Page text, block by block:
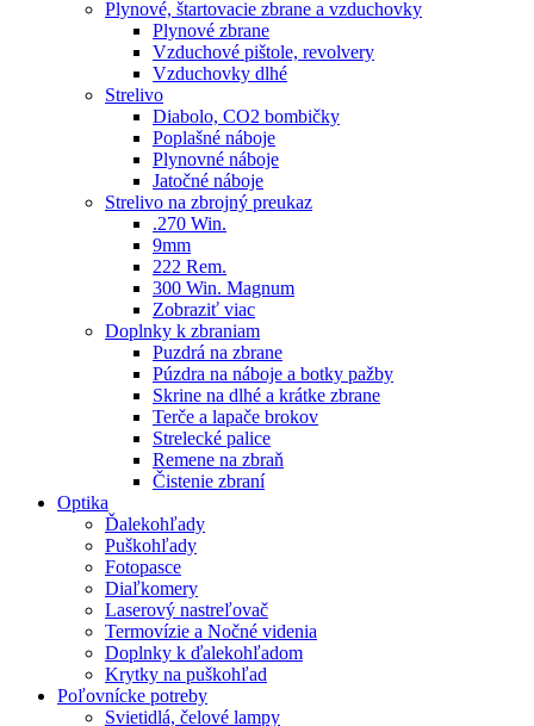
Plynové, štartovacie zbrane a vzduchovky
Plynové zbrane
Vzduchové pištole, revolvery
Vzduchovky dlhé
Strelivo
Diabolo, CO2 bombičky
Poplašné náboje
Plynovné náboje
Jatočné náboje
Strelivo na zbrojný preukaz
.270 Win.
9mm
222 Rem.
300 Win. Magnum
Zobraziť viac
Doplnky k zbraniam
Puzdrá na zbrane
Púzdra na náboje a botky pažby
Skrine na dlhé a krátke zbrane
Terče a lapače brokov
Strelecké palice
Remene na zbraň
Čistenie zbraní
Optika
Ďalekohľady
Puškohľady
Fotopasce
Diaľkomery
Laserový nastreľovač
Termovízie a Nočné videnia
Doplnky k ďalekohľadom
Krytky na puškohľad
Poľovnícke potreby
Svietidlá, čelové lampy